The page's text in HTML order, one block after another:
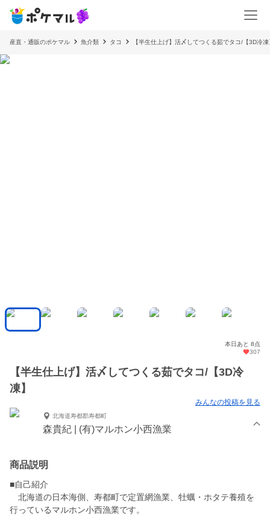
産直・通販のポケマル 魚介類 タコ 【半生仕上げ】活〆してつくる茹でタコ/【3D冷凍
本日あと 8点
307
【半生仕上げ】活〆してつくる茹でタコ/【3D冷
凍】
みんなの投稿を見る
北海道寿都郡寿都町
森貴紀 | (有)マルホン小西漁業
商品説明
■自己紹介
北海道の日本海側、寿都町で定置網漁業、牡蠣・ホタテ養殖を
行っているマルホン小西漁業です。